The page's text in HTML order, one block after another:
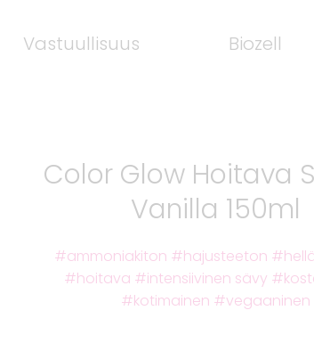
Vastuullisuus Biozell
Color Glow Hoitava
Vanilla 150ml
ammoniakiton hajusteeton
hoitava
intensiivinen sävy
kotimainen
vegaaninen